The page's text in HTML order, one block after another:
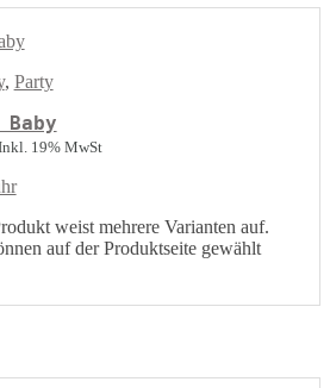
, Party
19% MwSt
weist mehrere Varianten auf.
auf der Produktseite gewählt